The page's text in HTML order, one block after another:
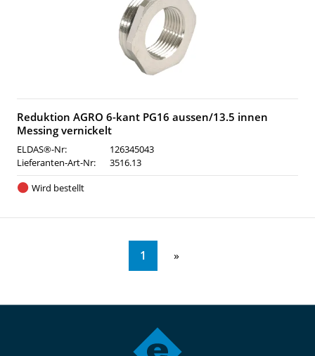
Reduktion AGRO 6-kant PG16 aussen/13.5 innen
Messing vernickelt
ELDAS®-Nr:
126345043
Lieferanten-Art-Nr:
3516.13
Wird bestellt
1